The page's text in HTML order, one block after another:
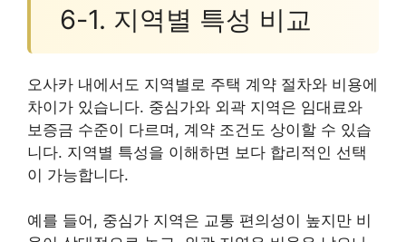
6-1. 지역별 특성 비교
오사카 내에서도 지역별로 주택 계약 절차와 비용에
차이가 있습니다. 중심가와 외곽 지역은 임대료와
보증금 수준이 다르며, 계약 조건도 상이할 수 있습
니다. 지역별 특성을 이해하면 보다 합리적인 선택
이 가능합니다.
예를 들어, 중심가 지역은 교통 편의성이 높지만 비